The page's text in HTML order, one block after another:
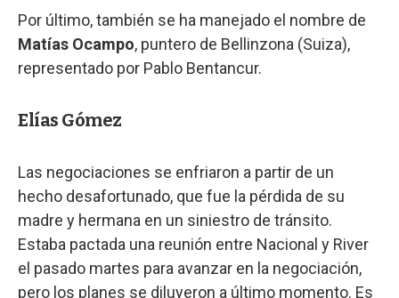
Por último, también se ha manejado el nombre de
Matías Ocampo, puntero de Bellinzona (Suiza),
representado por Pablo Bentancur.
Elías Gómez
Las negociaciones se enfriaron a partir de un
hecho desafortunado, que fue la pérdida de su
madre y hermana en un siniestro de tránsito.
Estaba pactada una reunión entre Nacional y River
el pasado martes para avanzar en la negociación,
pero los planes se diluyeron a último momento. Es